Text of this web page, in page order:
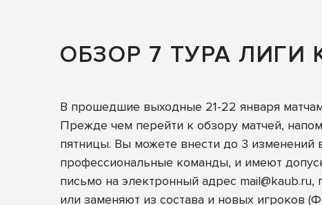
ОБЗОР 7 ТУРА ЛИГИ
В прошедшие выходные 21-22 января
Прежде чем перейти к обзору матчей,
пятницы. Вы можете внести до 3 изменений
профессиональные команды, и имеют
письмо на электронный адрес mail@kaub.ru,
или заменяют из состава и новых игроков